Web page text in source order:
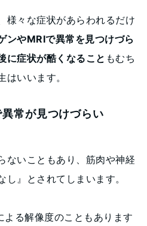
様々な症状があらわれるだけ
ンやMRIで異常を見つけづら
に症状が酷くなること もむち
はいいます。
常が見つけづらい
ないこともあり、筋肉や神経
』とされてしまいます。
よる解像度のこともあります